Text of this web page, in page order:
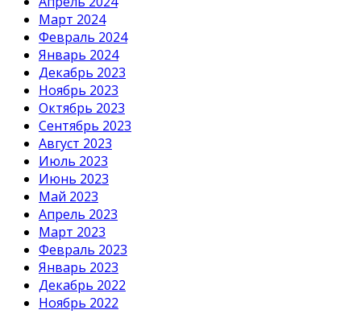
Март 2024
Февраль 2024
Январь 2024
Декабрь 2023
Ноябрь 2023
Октябрь 2023
Сентябрь 2023
Август 2023
Июль 2023
Июнь 2023
Май 2023
Апрель 2023
Март 2023
Февраль 2023
Январь 2023
Декабрь 2022
Ноябрь 2022